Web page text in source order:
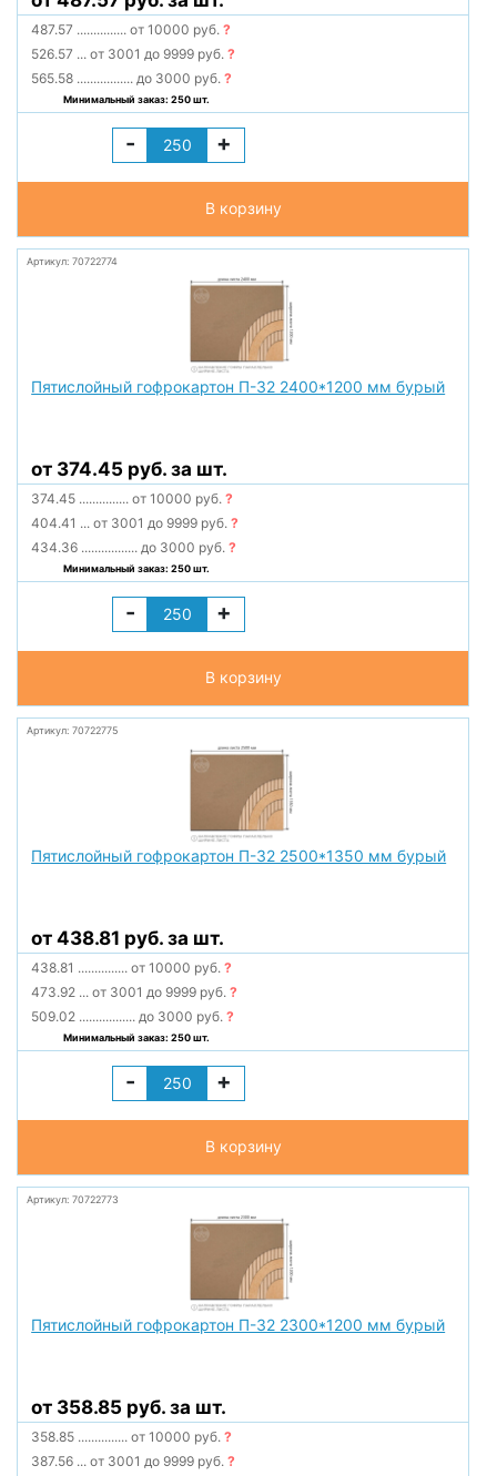
487.57 ............... от 10000 руб.?
526.57 ... от 3001 до 9999 руб.?
565.58 ................. до 3000 руб.?
Минимальный заказ: 250 шт.
- +
В корзину
Артикул: 70722774
Пятислойный гофрокартон П-32 2400*1200 мм бурый
от 374.45 руб. за шт.
374.45 ............... от 10000 руб.?
404.41 ... от 3001 до 9999 руб.?
434.36 ................. до 3000 руб.?
Минимальный заказ: 250 шт.
- +
В корзину
Артикул: 70722775
Пятислойный гофрокартон П-32 2500*1350 мм бурый
от 438.81 руб. за шт.
438.81 ............... от 10000 руб.?
473.92 ... от 3001 до 9999 руб.?
509.02 ................. до 3000 руб.?
Минимальный заказ: 250 шт.
- +
В корзину
Артикул: 70722773
Пятислойный гофрокартон П-32 2300*1200 мм бурый
от 358.85 руб. за шт.
358.85 ............... от 10000 руб.?
387.56 ... от 3001 до 9999 руб.?